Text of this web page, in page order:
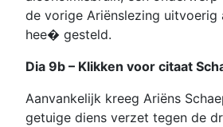
de vorige Ariënslezing uitvoerig
hee� gesteld.
Dia 9b – Klikken voor citaat
Aanvankelijk kreeg Ariëns
getuige diens verzet tegen de